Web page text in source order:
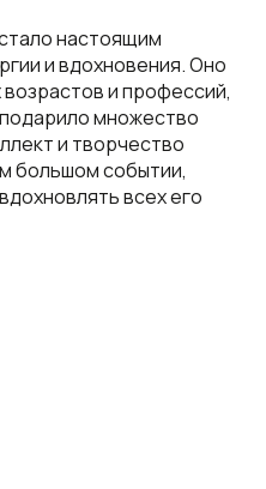
настоящим
и вдохновения. Оно
и профессий,
множество
и творчество
большом событии,
всех его